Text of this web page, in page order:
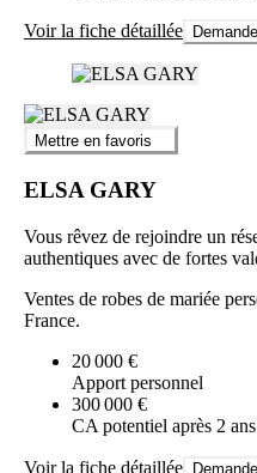
Voir la fiche détaillée
Mettre en favoris
ELSA GARY
Vous rêvez de rejoindre un
authentiques avec de fortes
Ventes de robes de mariée
France.
20 000 €
Apport personnel
300 000 €
CA potentiel après 2 ans
Voir la fiche détaillée